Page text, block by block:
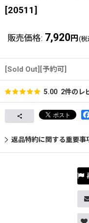
[20511]
販売価格: 7,920 円 (税
[Sold Out][予約可]
5.00 2件のレ
返品特約に関する重要事